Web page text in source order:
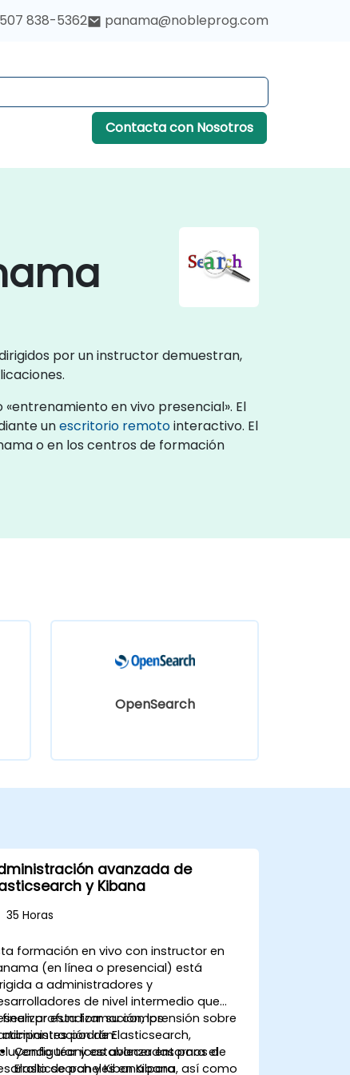
838-5362 panama@nobleprog.com
Contacta con Nosotros
por un instructor demuestran,
en vivo presencial». El
unescritorio remotointeractivo. El
o en los centros de formación
OpenSearch
avanzada de
y Kibana
35 Horas
formación en vivo con instructor en
(en línea o presencial) está
a administradores y
de nivel intermedio que
profundizar su comprensión sobre
administración de Elasticsearch,
técnicas avanzadas para el
de paneles en Kibana, así como
finalizar esta formación, los
podrán:
Configurar y establecer entornos de
Elasticsearch y Kibana para